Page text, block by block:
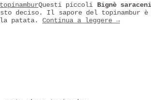
Questi piccoli Bignè
deciso. Il sapore del topinambur è
la patata. Continua a leggere →